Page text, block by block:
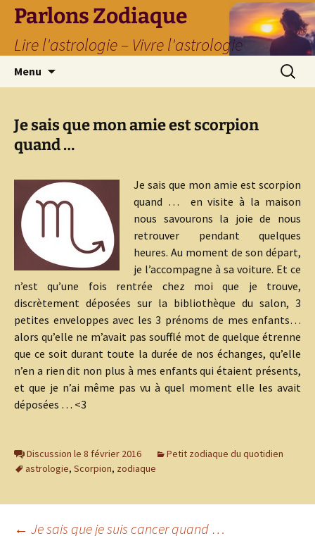
Parlons Zodiaque
Lire l'astrologie – Vivre l'astrologie
Menu
Je sais que mon amie est scorpion
quand …
Je sais que mon amie est scorpion
quand … en visite à la maison
nous savourons la joie de nous
retrouver pendant quelques
heures. Au moment de son départ,
je l’accompagne à sa voiture. Et ce
n’est qu’une fois rentrée chez moi que je trouve,
discrètement déposées sur la bibliothèque du salon, 3
petites enveloppes avec les 3 prénoms de mes enfants…
alors qu’elle ne m’avait pas soufflé mot de quelque étrenne
que ce soit durant toute la durée de nos échanges, qu’elle
n’en a rien dit non plus à mes enfants qui étaient présents,
et que je n’ai même pas vu à quel moment elle les avait
déposées … <3
Discussion le 8 février 2016
Petit zodiaque du quotidien
astrologie, Scorpion, zodiaque
← Je sais que je suis cancer quand …